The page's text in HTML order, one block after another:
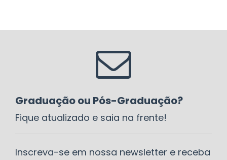
Graduação ou Pós-Graduação?
Fique atualizado e saia na frente!
Inscreva-se em nossa newsletter e receba